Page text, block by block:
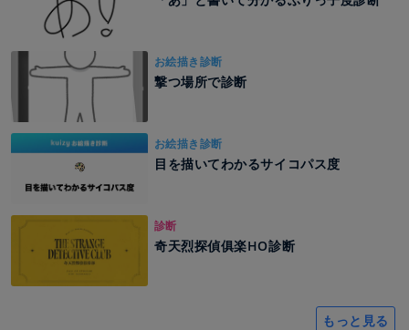
お絵描き診断
撃つ場所で診断
お絵描き診断
目を描いてわかるサイコパス度
診断
奇天烈探偵俱楽HO診断
もっと見る